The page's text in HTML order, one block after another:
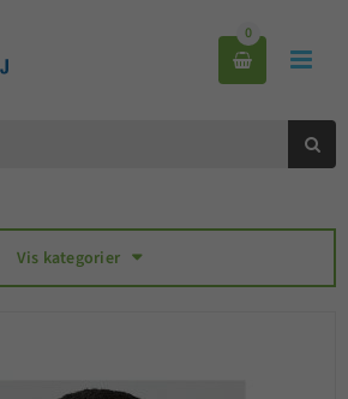


0

Vis kategorier 